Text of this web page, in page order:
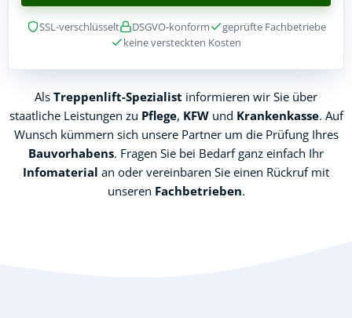
SSL-verschlüsselt DSGVO-konform
geprüfte Fachbetriebe
keine versteckten Kosten
Als Treppenlift-Spezialist informieren wir Sie über
staatliche Leistungen zu Pflege, KFWund Krankenkasse. Auf
Wunsch kümmern sich unsere Partner um die Prüfung Ihres
Bauvorhabens. Fragen Sie bei Bedarf ganz einfach Ihr
Infomaterial an oder vereinbaren Sie einen Rückruf mit
unseren Fachbetrieben.